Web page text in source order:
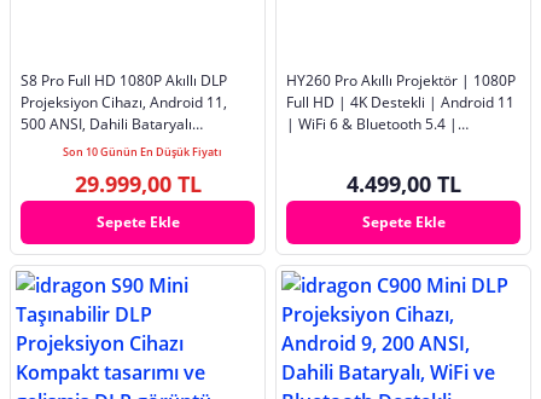
S8 Pro Full HD 1080P Akıllı DLP
Projeksiyon Cihazı, Android 11,
500 ANSI, Dahili Bataryalı
Taşınabilir Projektör DR-1200
Son 10 Günün En Düşük Fiyatı
29.999,00 TL
Sepete Ekle
HY260 Pro Akıllı Projektör | 1080P
Full HD | 4K Destekli | Android 11
| WiFi 6 & Bluetooth 5.4 |
4.499,00 TL
Sepete Ekle